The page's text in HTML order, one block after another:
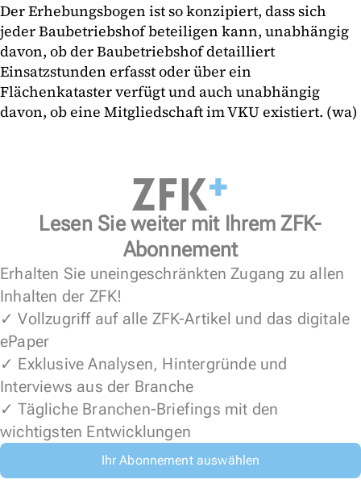
Der Erhebungsbogen ist so konzipiert, dass sich
jeder Baubetriebshof beteiligen kann, unabhängig
davon, ob der Baubetriebshof detailliert
Einsatzstunden erfasst oder über ein
Flächenkataster verfügt und auch unabhängig
davon, ob eine Mitgliedschaft im VKU existiert. (wa)
Lesen Sie weiter mit Ihrem ZFK-
Abonnement
Erhalten Sie uneingeschränkten Zugang zu allen
Inhalten der ZFK!
✓ Vollzugriff auf alle ZFK-Artikel und das digitale
ePaper
✓ Exklusive Analysen, Hintergründe und
Interviews aus der Branche
✓ Tägliche Branchen-Briefings mit den
wichtigsten Entwicklungen
Ihr Abonnement auswählen